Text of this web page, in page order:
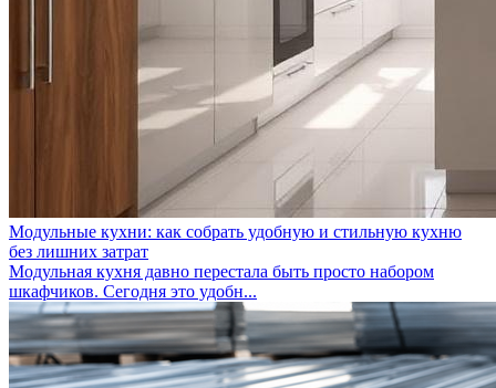
Модульные кухни: как собрать удобную и стильную кухню
без лишних затрат
Модульная кухня давно перестала быть просто набором
шкафчиков. Сегодня это удобн...